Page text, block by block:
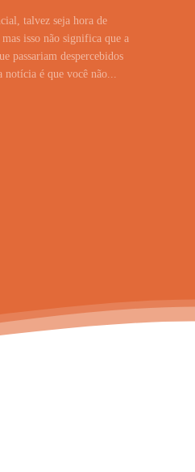
talvez seja hora de
isso não significa que a
passariam despercebidos
notícia é que você não...